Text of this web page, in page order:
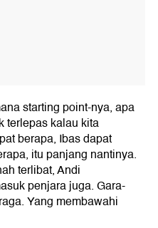
starting point-nya, apa
terlepas kalau kita
berapa, Ibas dapat
itu panjang nantinya.
terlibat, Andi
penjara juga. Gara-
Yang membawahi